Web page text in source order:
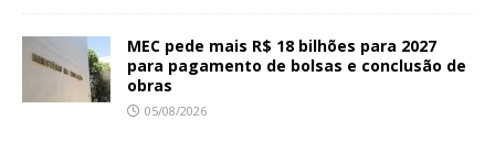
MEC pede mais R$ 18 bilhões para 2027
para pagamento de bolsas e conclusão de
obras
05/08/2026